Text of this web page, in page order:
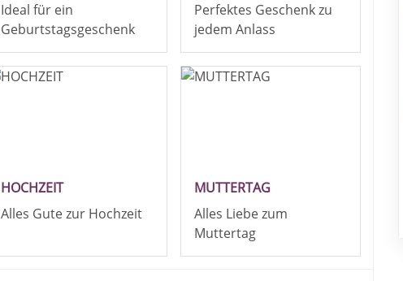
Ideal für ein
Geburtstagsgeschenk
Perfektes Geschenk zu
jedem Anlass
HOCHZEIT
Alles Gute zur Hochzeit
MUTTERTAG
Alles Liebe zum
Muttertag